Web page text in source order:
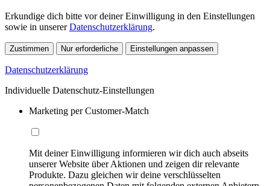
Erkundige dich bitte vor deiner Einwilligung in den Einstellungen
sowie in unsererDatenschutzerklärung.
Zustimmen Nur erforderliche Einstellungen anpassen
Datenschutzerklärung
Individuelle Datenschutz-Einstellungen
Marketing per Customer-Match
Mit deiner Einwilligung informieren wir dich auch abseits
unserer Website über Aktionen und zeigen dir relevante
Produkte. Dazu gleichen wir deine verschlüsselten